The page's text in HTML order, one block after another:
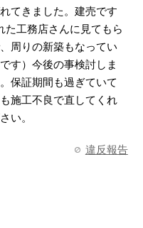
てきました。建売です
た工務店さんに見てもら
周りの新築もなってい
す）今後の事検討しま
保証期間も過ぎていて
施工不良で直してくれ
い。
違反報告